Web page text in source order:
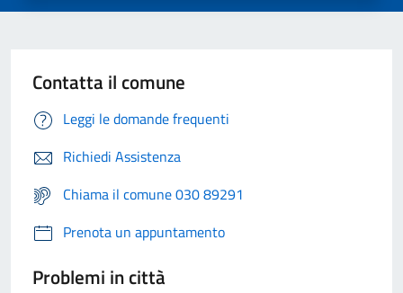
Contatta il comune
Leggi le domande frequenti
Richiedi Assistenza
Chiama il comune 030 89291
Prenota un appuntamento
Problemi in città